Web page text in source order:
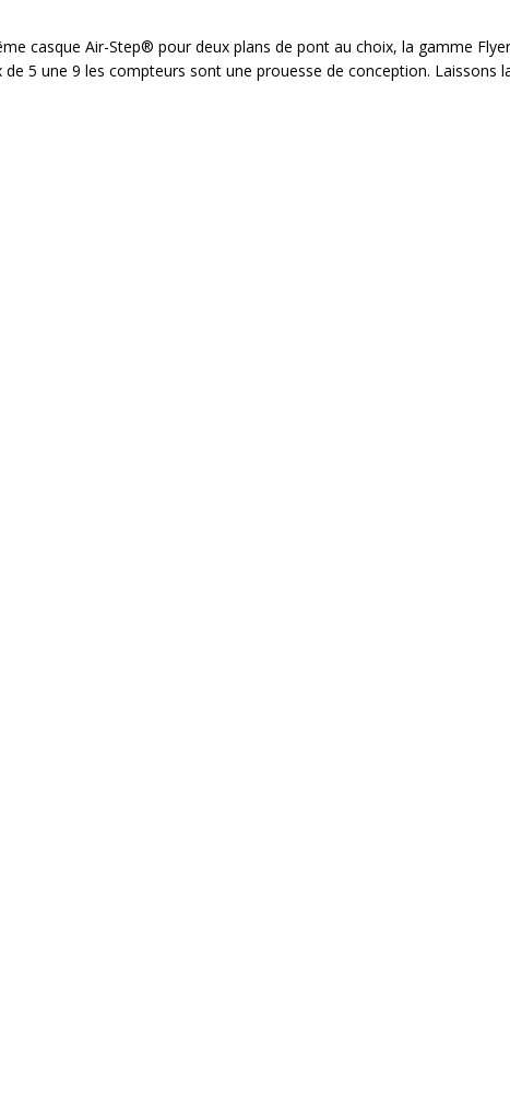
casque Air-Step® pour deux plans de pont au choix, la gamme
de 5 une 9 les compteurs sont une prouesse de conception. Laissons